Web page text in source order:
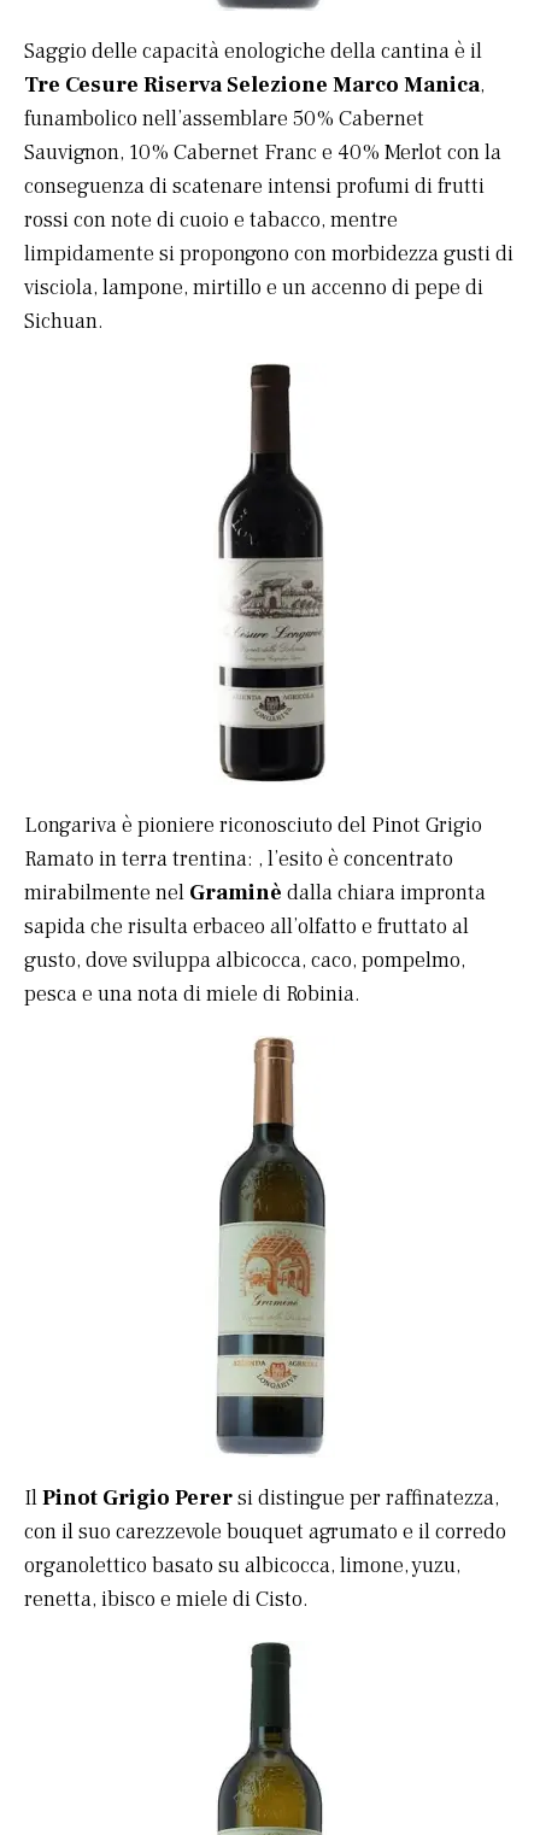
Saggio delle capacità enologiche della cantina è il
Tre Cesure Riserva Selezione Marco Manica,
funambolico nell’assemblare 50% Cabernet
Sauvignon, 10% Cabernet Franc e 40% Merlot con la
conseguenza di scatenare intensi profumi di frutti
rossi con note di cuoio e tabacco, mentre
limpidamente si propongono con morbidezza gusti di
visciola, lampone, mirtillo e un accenno di pepe di
Sichuan.
Longariva è pioniere riconosciuto del Pinot Grigio
Ramato in terra trentina: , l’esito è concentrato
mirabilmente nel Graminè dalla chiara impronta
sapida che risulta erbaceo all’olfatto e fruttato al
gusto, dove sviluppa albicocca, caco, pompelmo,
pesca e una nota di miele di Robinia.
IlPinot Grigio Perersi distingue per raffinatezza,
con il suo carezzevole bouquet agrumato e il corredo
organolettico basato su albicocca, limone, yuzu,
renetta, ibisco e miele di Cisto.